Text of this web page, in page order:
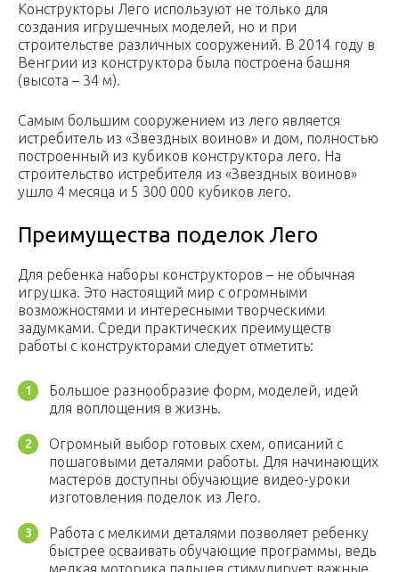
Конструкторы Лего используют не только для
создания игрушечных моделей, но и при
строительстве различных сооружений. В 2014 году в
Венгрии из конструктора была построена башня
(высота – 34 м).
Самым большим сооружением из лего является
истребитель из «Звездных воинов» и дом, полностью
построенный из кубиков конструктора лего. На
строительство истребителя из «Звездных воинов»
ушло 4 месяца и 5 300 000 кубиков лего.
Преимущества поделок Лего
Для ребенка наборы конструкторов – не обычная
игрушка. Это настоящий мир с огромными
возможностями и интересными творческими
задумками. Среди практических преимуществ
работы с конструкторами следует отметить:
Большое разнообразие форм, моделей, идей
для воплощения в жизнь.
Огромный выбор готовых схем, описаний с
пошаговыми деталями работы. Для начинающих
мастеров доступны обучающие видео-уроки
изготовления поделок из Лего.
Работа с мелкими деталями позволяет ребенку
быстрее осваивать обучающие программы, ведь
мелкая моторика пальцев стимулирует важные